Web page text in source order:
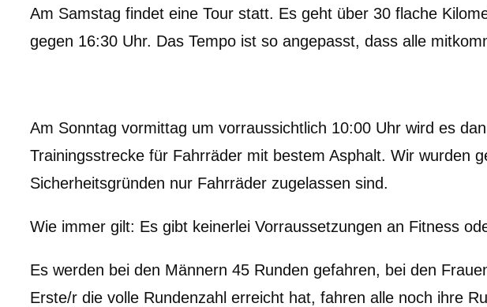
Am Samstag findet eine Tour statt. Es geht über 30 flache
gegen 16:30 Uhr. Das Tempo ist so angepasst, dass alle
Am Sonntag vormittag um vorraussichtlich 10:00 Uhr wird es
Trainingsstrecke für Fahrräder mit bestem Asphalt. Wir wurden
Sicherheitsgründen nur Fahrräder zugelassen sind.
Wie immer gilt: Es gibt keinerlei Vorraussetzungen an Fitness
Es werden bei den Männern 45 Runden gefahren, bei den
Erste/r die volle Rundenzahl erreicht hat, fahren alle noch ihre